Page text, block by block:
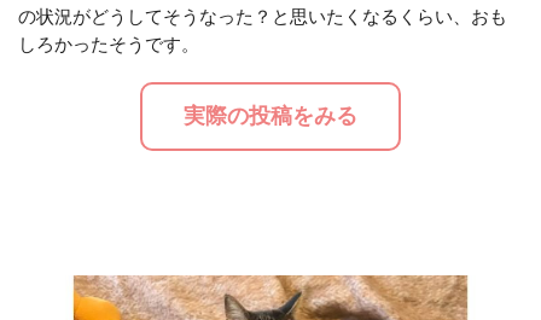
U
n
/
L
o
の状況がどうしてそうなった？と思いたくなるくらい、おも
しろかったそうです。
実際の投稿をみる